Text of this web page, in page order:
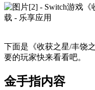
下面是《收获之星/丰饶
要的玩家快来看看吧。
金手指内容